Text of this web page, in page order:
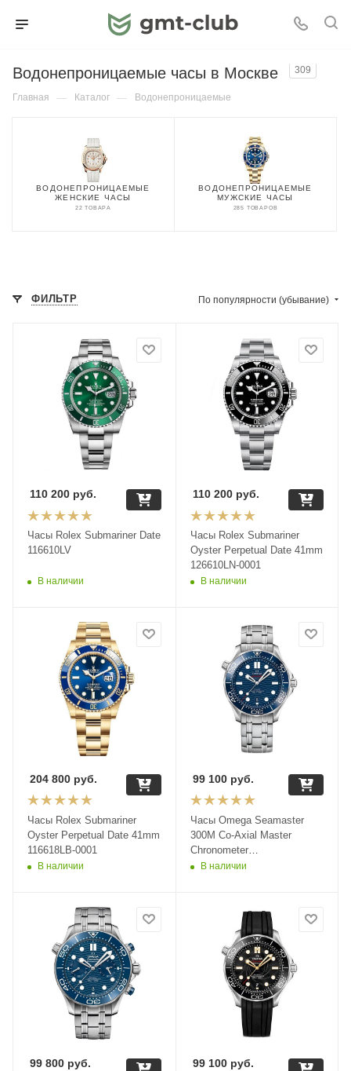
Водонепроницаемые часы в Москве 309
Главная — Каталог — Водонепроницаемые
ВОДОНЕПРОНИЦАЕМЫЕ
ЖЕНСКИЕ ЧАСЫ
22 ТОВАРА
ВОДОНЕПРОНИЦАЕМЫЕ
МУЖСКИЕ ЧАСЫ
285 ТОВАРОВ
ФИЛЬТР По популярности (убывание)
Часы Rolex Submariner Date
116610LV
В наличии
110 200 руб.
Часы Rolex Submariner
Oyster Perpetual Date 41mm
126610LN-0001
В наличии
110 200руб.
Часы Rolex Submariner
Oyster Perpetual Date 41mm
116618LB-0001
В наличии
204 800 руб.
Часы Omega Seamaster
300M Co-Axial Master
Chronometer
210.30.42.20.03.001
В наличии
99 100руб.
99 800 руб. 99 100руб.